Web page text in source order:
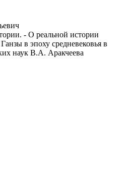
- О реальной истории
в эпоху средневековья в
наук В.А. Аракчеева